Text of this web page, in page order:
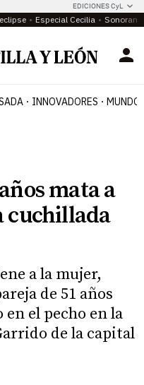
EDICIONES CyL
Especial Cecilia
INNOVADORES MUNDO
mata a
cuchillada
a la mujer,
de 51 años
el pecho en la
de la capital